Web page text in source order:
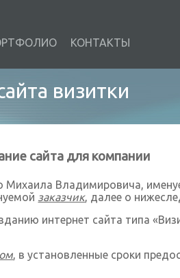
КОНТАКТЫ
визитки
сайта для компании
Михаила Владимировича,
заказчик, далее о
интернет сайта типа
, в установленные сроки